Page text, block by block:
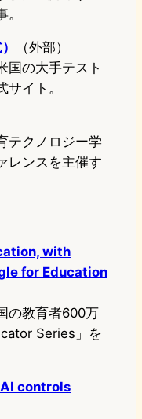
（外部）
国の大手テスト
イト。
テクノロジー学
レンスを主催す
with
for Education
の教育者600万
Series」を
controls